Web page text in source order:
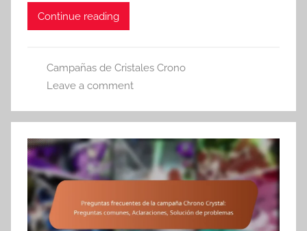
Continue reading
Campañas de Cristales Crono
Leave a comment